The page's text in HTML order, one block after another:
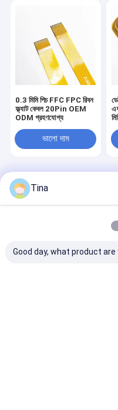
0.3 মিমি পিচ FFC FPC রিবন
ফ্ল্যাট কেবল 20Pin OEM
ODM গ্রহণযোগ্য
ভালো দাম
সাইট
চীন
Xietaikang Precision
Tina
Good day, what product are